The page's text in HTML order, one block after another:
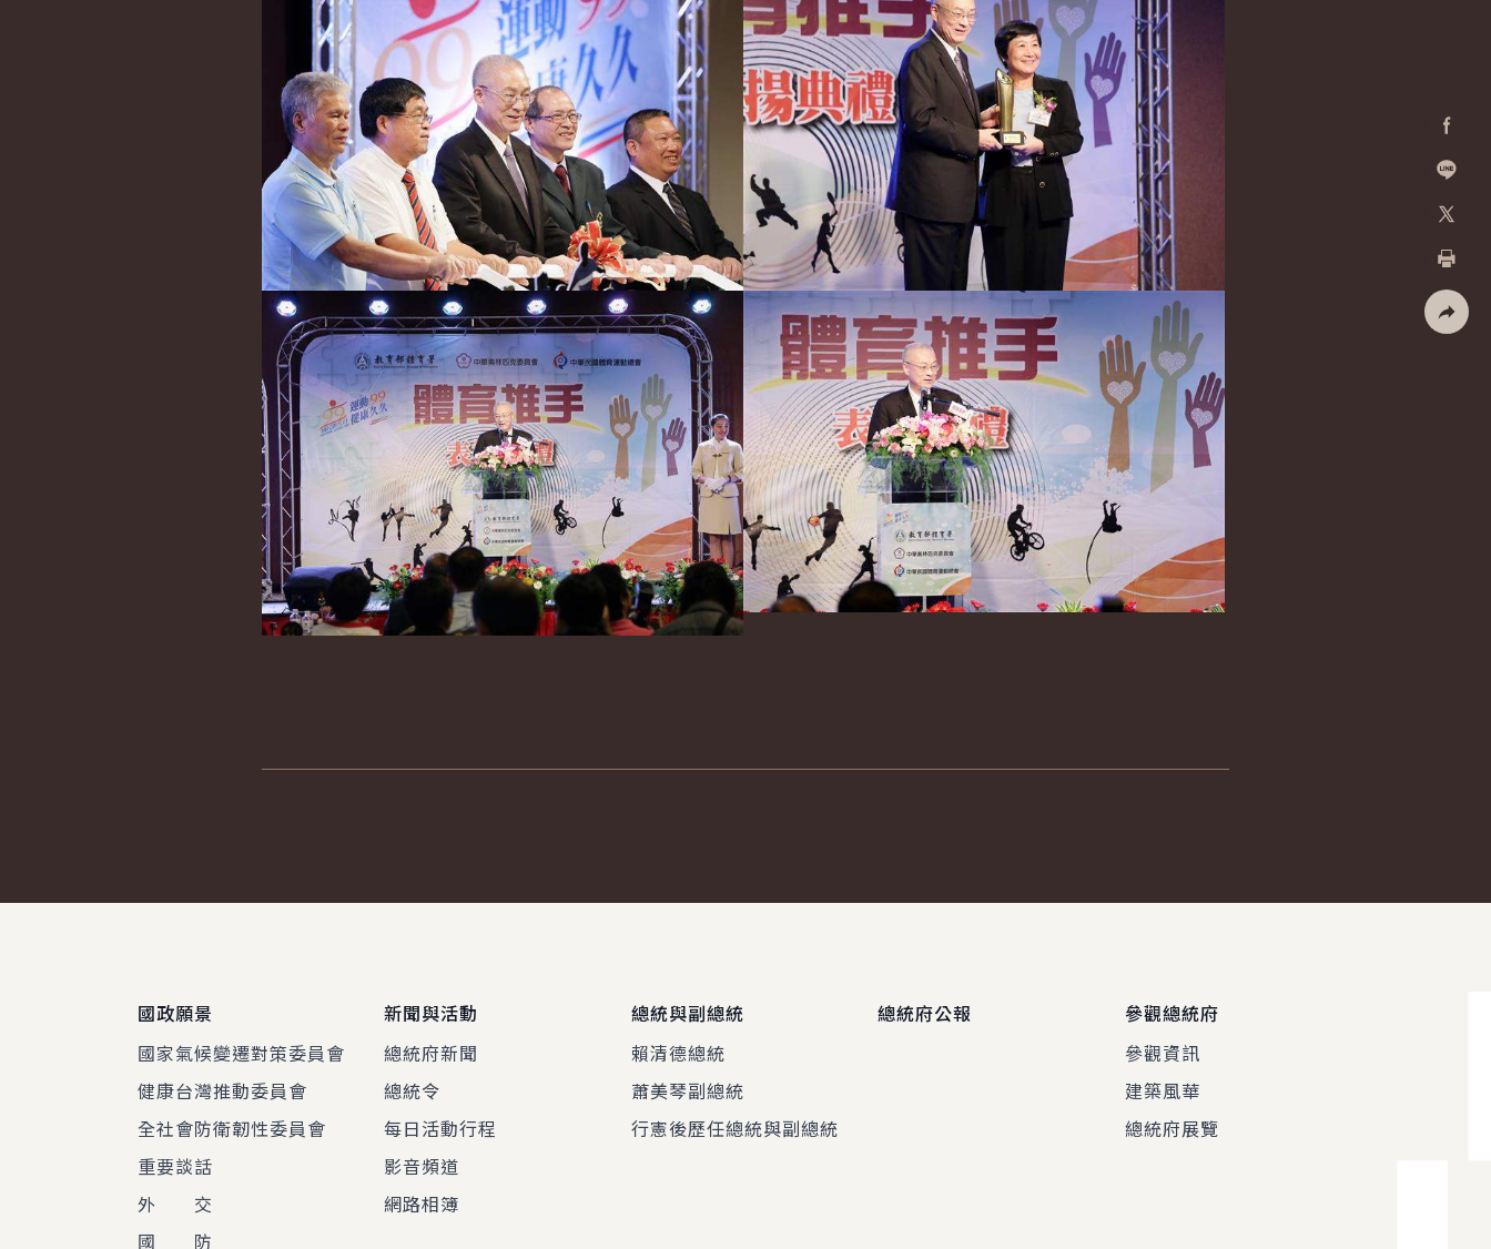
加入好
列印
國政願景
國家氣候變遷對策委員會
健康台灣推動委員會
全社會防衛韌性委員會
重要談話
外 交
國 防
新聞與活動
總統府新聞
總統令
每日活動行程
影音頻道
網路相簿
總統與副總統
賴清德總統
蕭美琴副總統
行憲後歷任總統與副總統
總統府公報
參觀總統府
參觀資訊
建築風華
總統府展覽